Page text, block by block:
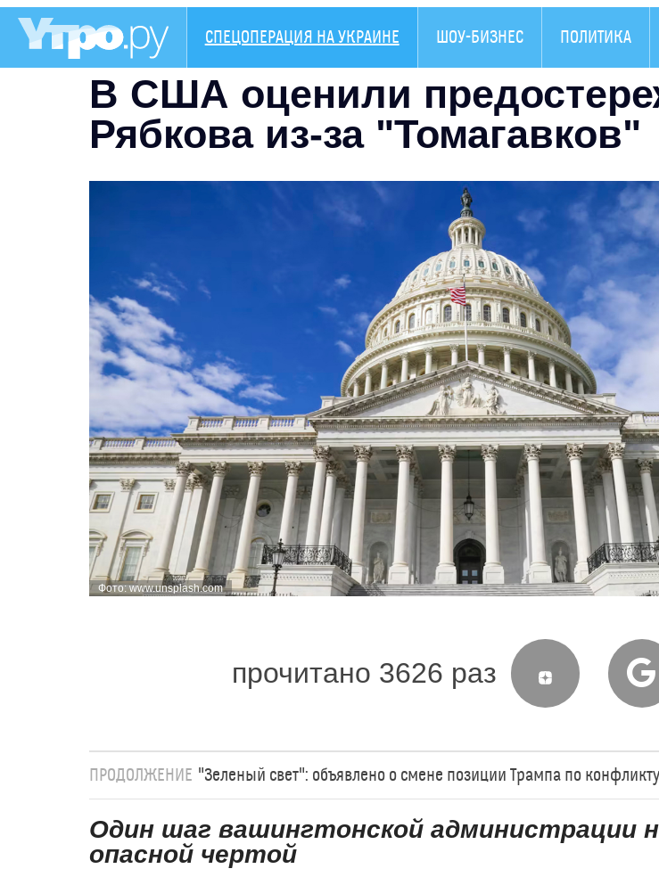
СПЕЦОПЕРАЦИЯ НА УКРАИНЕ ШОУ-БИЗНЕС ПОЛИТИКА
В США оценили
Рябкова из-за "Томагавков"
Фото: www.unsplash.com
прочитано 3626 раз
ПРОДОЛЖЕНИЕ "Зеленый свет": объявлено о смене позиции Трампа по
Один шаг вашингтонской администрации
опасной чертой